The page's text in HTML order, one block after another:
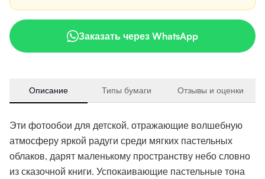
Заказать через WhatsApp
Описание Типы бумаги Отзывы и оценки
Эти фотообои для детской, отражающие волшебную
атмосферу яркой радуги среди мягких пастельных
облаков, дарят маленькому пространству небо словно
из сказочной книги. Успокаивающие пастельные тона